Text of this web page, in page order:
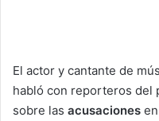
n
e
m
El actor y cantante de
habló con reporteros del
sobre las acusaciones